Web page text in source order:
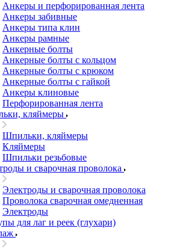
Анкеры и перфорированная лента
Анкеры забивные
Анкеры типа клин
Анкеры рамные
Анкерные болты
Анкерные болты с кольцом
Анкерные болты с крюком
Анкерные болты с гайкой
Анкеры клиновые
Перфорированная лента
кляймеры
Шпильки, кляймеры
Кляймеры
Шпильки резьбовые
и сварочная проволока
Электроды и сварочная проволока
Проволока сварочная омедненная
Электроды
для лаг и реек (глухари)